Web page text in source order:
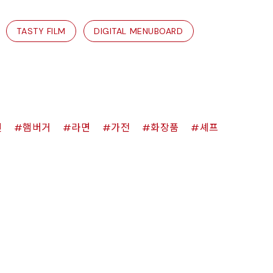
TASTY FILM DIGITAL MENUBOARD
햄버거 라면 가전 화장품 셰프